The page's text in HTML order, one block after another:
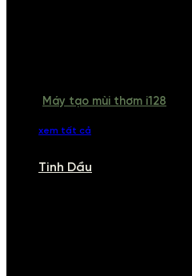
Máy tạo mùi thơm i128
xem tất cả
Tinh Dầu